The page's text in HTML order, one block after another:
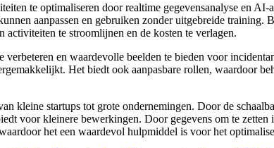
te optimaliseren door realtime gegevensanalyse en
aanpassen en gebruiken zonder uitgebreide
activiteiten te stroomlijnen en de kosten te verlagen.
en waardevolle beelden te bieden voor
Het biedt ook aanpasbare rollen, waardoor
kleine startups tot grote ondernemingen. Door de
voor kleinere bewerkingen. Door gegevens om te
het een waardevol hulpmiddel is voor het